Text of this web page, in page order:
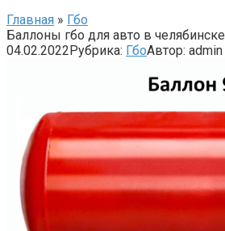
Главная » Гбо
Баллоны гбо для авто в челябинске
04.02.2022Рубрика: ГбоАвтор: admin